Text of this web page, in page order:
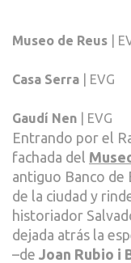
Museo de Reus |
Casa Serra | EVG
Gaudí Nen | EVG
Entrando por el
fachada del
antiguo Banco de
de la ciudad y
historiador
dejada atrás la
–de Joan Rubio i